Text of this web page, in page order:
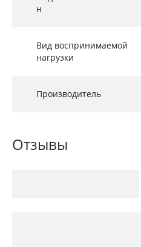
н
Вид воспринимаемой
нагрузки
Производитель
Отзывы